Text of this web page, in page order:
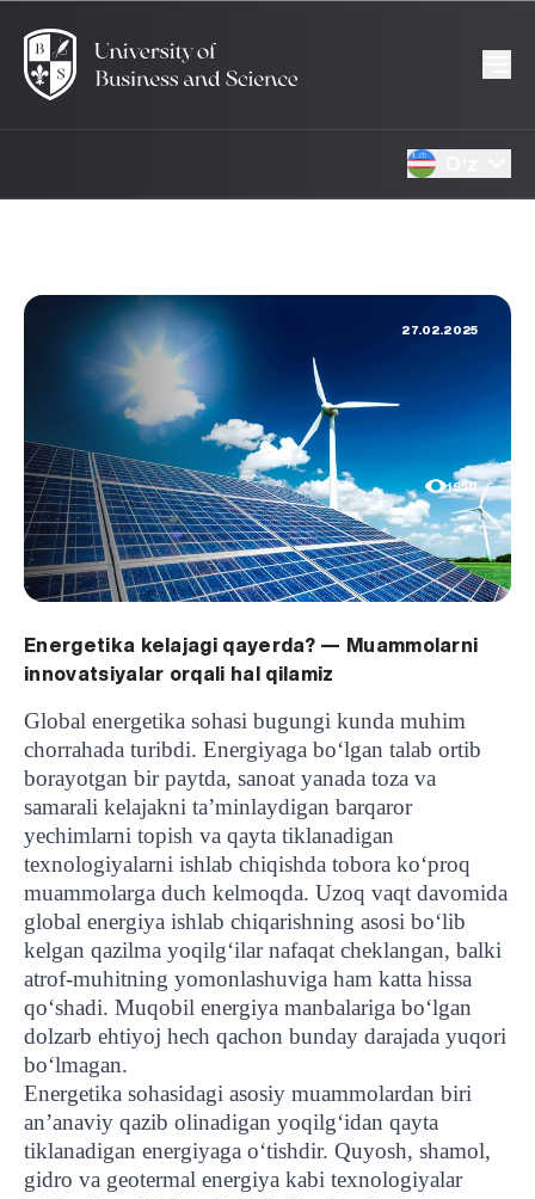
27.02.2025
1950
Energetika kelajagi qayerda? — Muammolarni
innovatsiyalar orqali hal qilamiz
Global energetika sohasi bugungi kunda muhim
chorrahada turibdi. Energiyaga bo‘lgan talab ortib
borayotgan bir paytda, sanoat yanada toza va
samarali kelajakni ta’minlaydigan barqaror
yechimlarni topish va qayta tiklanadigan
texnologiyalarni ishlab chiqishda tobora ko‘proq
muammolarga duch kelmoqda. Uzoq vaqt davomida
global energiya ishlab chiqarishning asosi bo‘lib
kelgan qazilma yoqilg‘ilar nafaqat cheklangan, balki
atrof-muhitning yomonlashuviga ham katta hissa
qo‘shadi. Muqobil energiya manbalariga bo‘lgan
dolzarb ehtiyoj hech qachon bunday darajada yuqori
bo‘lmagan.
Energetika sohasidagi asosiy muammolardan biri
an’anaviy qazib olinadigan yoqilg‘idan qayta
tiklanadigan energiyaga o‘tishdir. Quyosh, shamol,
gidro va geotermal energiya kabi texnologiyalar